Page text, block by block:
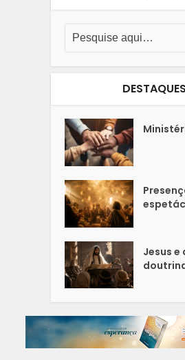
DESTAQUES
Jesus e